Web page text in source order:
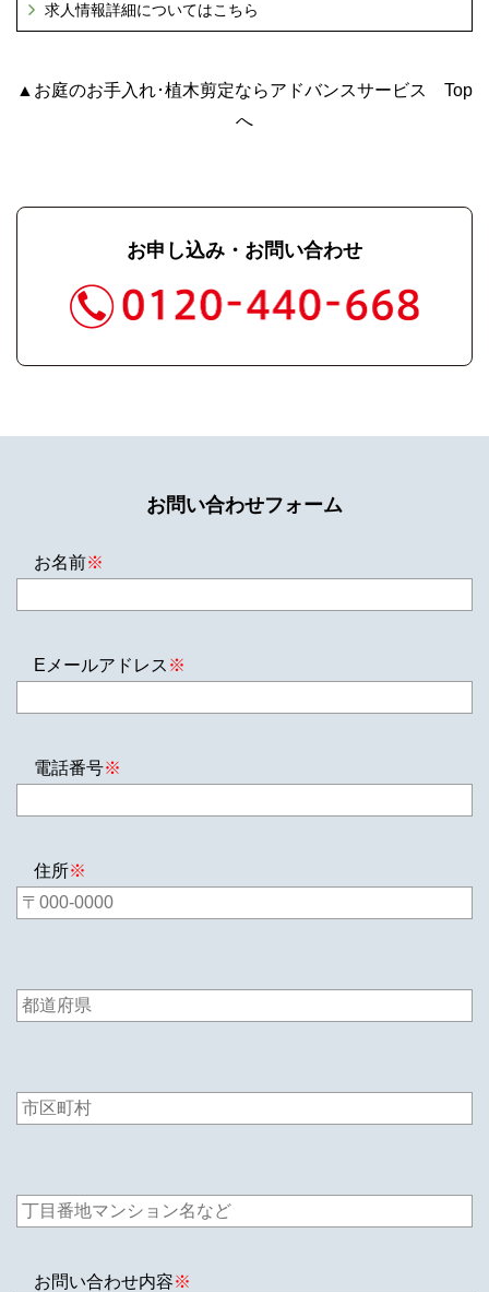
求人情報詳細についてはこちら
▲お庭のお手入れ･植木剪定ならアドバンスサービス Top
へ
お申し込み・お問い合わせ
お問い合わせフォーム
お名前※
Eメールアドレス ※
電話番号※
住所※
お問い合わせ内容※